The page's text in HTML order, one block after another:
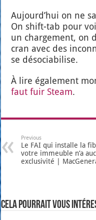
Aujourd’­hui on ne
On shift-tab pour
un char­ge­ment, on
cran avec des
se déso­cia­bi­lise.
À lire éga­le­ment
faut fuir Steam.
Previous
Le FAI qui installe la
votre immeuble n’a
exclusivité |
Cela pourrait vous